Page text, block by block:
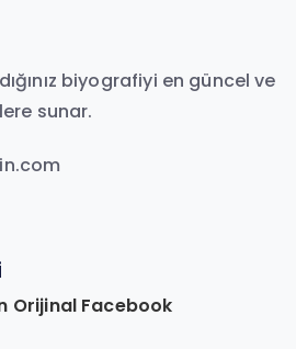
biyografiyi en güncel ve
sunar.
Orijinal Facebook